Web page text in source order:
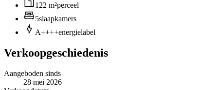
122 m²perceel
5slaapkamers
A++++energielabel
Verkoopgeschiedenis
Aangeboden sinds
28 mei 2026